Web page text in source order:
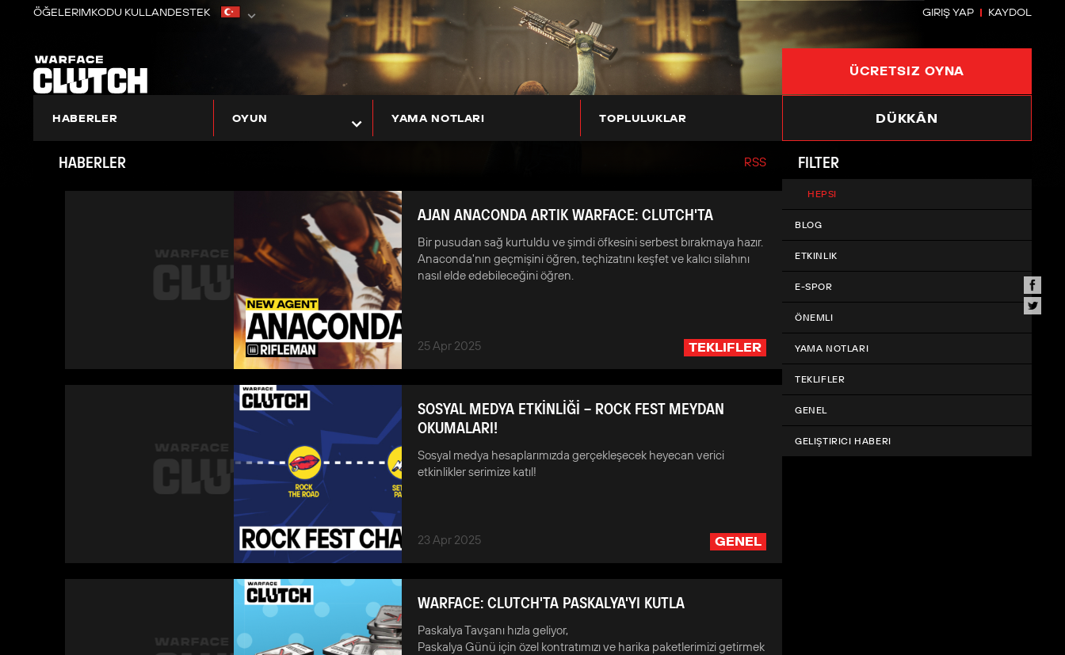
ÖĞELERIMKODU KULLANDESTEK GIRIŞ YAP KAYDOL
ÜCRETSIZ OYNA
HABERLER OYUN YAMA NOTLARI TOPLULUKLAR DÜKKÂN
HABERLER RSS
AJAN ANACONDA ARTIK WARFACE: CLUTCH'TA
Bir pusudan sağ kurtuldu ve şimdi öfkesini serbest bırakmaya hazır.
Anaconda'nın geçmişini öğren, teçhizatını keşfet ve kalıcı silahını
nasıl elde edebileceğini öğren.
25 Apr 2025 TEKLIFLER
SOSYAL MEDYA ETKİNLİĞİ – ROCK FEST MEYDAN
OKUMALARI!
Sosyal medya hesaplarımızda gerçekleşecek heyecan verici
etkinlikler serimize katıl!
23 Apr 2025 GENEL
WARFACE: CLUTCH'TA PASKALYA'YI KUTLA
Paskalya Tavşanı hızla geliyor,
Paskalya Günü için özel kontratımızı ve harika paketlerimizi getirmek
FILTER
HEPSI
BLOG
ETKINLIK
E-SPOR
ÖNEMLI
YAMA NOTLARI
TEKLIFLER
GENEL
GELIŞTIRICI HABERI